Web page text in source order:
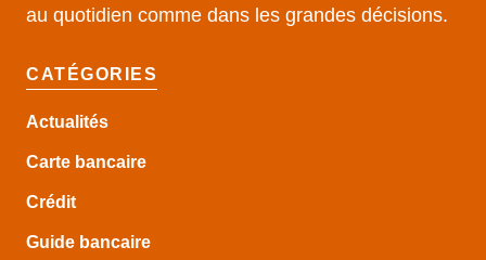
au quotidien comme dans les grandes décisions.
CATÉGORIES
Actualités
Carte bancaire
Crédit
Guide bancaire